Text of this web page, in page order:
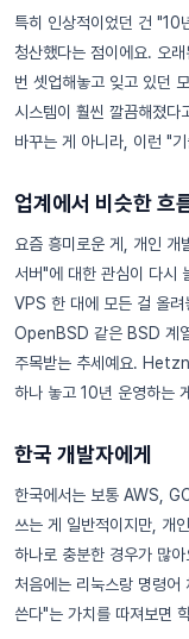
특히 인상적이었던 건 "10
청산했다는 점이에요. 오
번 셋업해놓고 잊고 있던
시스템이 훨씬 깔끔해졌
바꾸는 게 아니라, 이런 "
업계에서 비슷한 흐
요즘 흥미로운 게, 개인 개
서버"에 대한 관심이 다시
VPS 한 대에 모든 걸 올
OpenBSD 같은 BSD 계
주목받는 추세예요.
하나 놓고 10년 운영하는
한국 개발자에게
한국에서는 보통 AWS,
쓰는 게 일반적이지만, 개
하나로 충분한 경우가 많
처음에는 리눅스랑 명령
쓴다"는 가치를 따져보면